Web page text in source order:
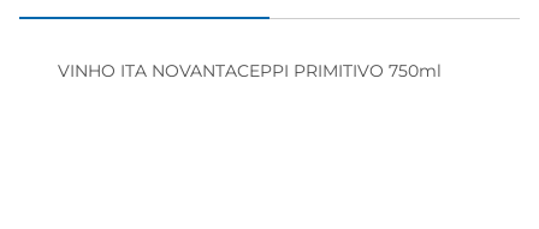
VINHO ITA NOVANTACEPPI PRIMITIVO 750ml